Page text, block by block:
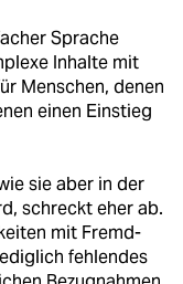
Sprache
Inhalte mit
Menschen, denen
einen Einstieg
sie aber in der
schreckt eher ab.
mit Fremd-
fehlendes